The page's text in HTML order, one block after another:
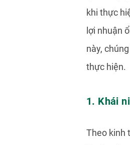
khi thực
lợi nhuận
này,
thực hiện.
1. Khái
Theo kinh